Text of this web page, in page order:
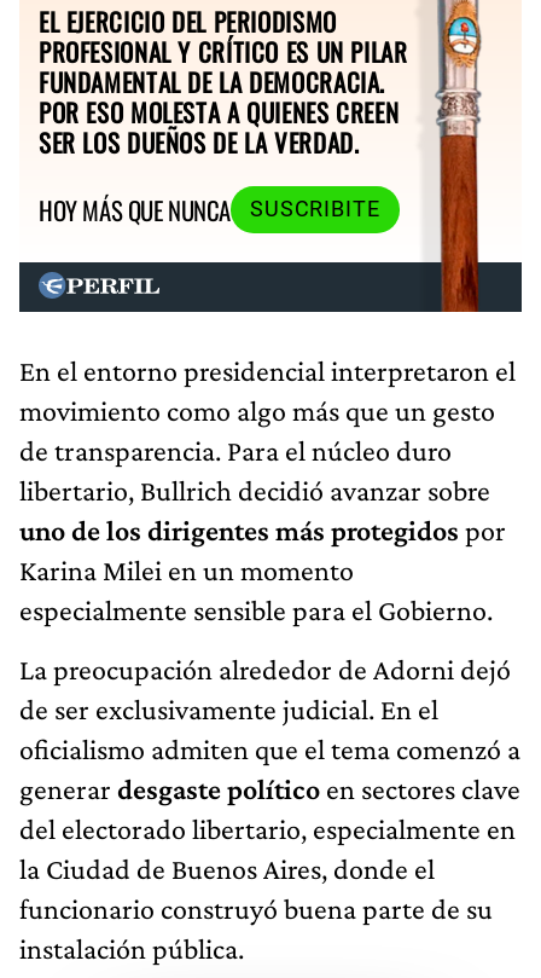
EL EJERCICIO DEL PERIODISMO
PROFESIONAL Y CRÍTICO ES UN PILAR
FUNDAMENTAL DE LA DEMOCRACIA.
POR ESO MOLESTA A QUIENES CREEN
SER LOS DUEÑOS DE LA VERDAD.
HOY MÁS QUE NUNCA
SUSCRIBITE
En el entorno presidencial interpretaron el
movimiento como algo más que un gesto
de transparencia. Para el núcleo duro
libertario, Bullrich decidió avanzar sobre
uno de los dirigentes más protegidos por
Karina Milei en un momento
especialmente sensible para el Gobierno.
La preocupación alrededor de Adorni dejó
de ser exclusivamente judicial. En el
oficialismo admiten que el tema comenzó a
generar desgaste político en sectores clave
del electorado libertario, especialmente en
la Ciudad de Buenos Aires, donde el
funcionario construyó buena parte de su
instalación pública.